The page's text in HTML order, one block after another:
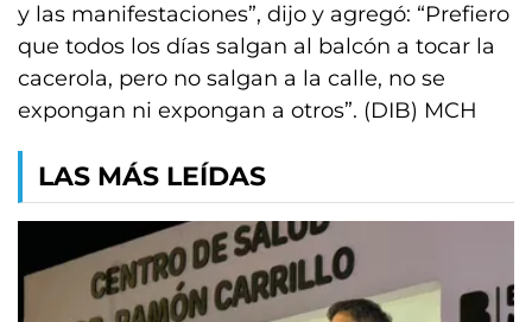
y las manifestaciones”, dijo y agregó: “Prefiero
que todos los días salgan al balcón a tocar la
cacerola, pero no salgan a la calle, no se
expongan ni expongan a otros”. (DIB) MCH
LAS MÁS LEÍDAS